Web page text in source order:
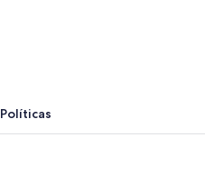
Políticas